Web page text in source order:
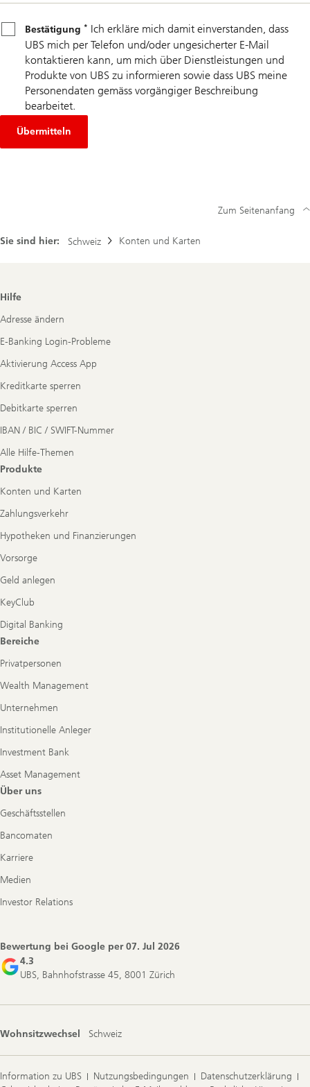
Bestätigung
Bestätigung *
UBS mich per Telefon und/oder ungesicherter E-Mail
kontaktieren kann, um mich über Dienstleistungen und
Produkte von UBS zu informieren sowie dass UBS meine
Personendaten gemäss vorgängiger Beschreibung
bearbeitet.
Übermitteln
Sie sind hier: Schweiz Konten und Karten
Zum Seitenanfang
Footer
Hilfe
Adresse ändern
E-Banking Login-Probleme
Aktivierung Access App
Kreditkarte sperren
Debitkarte sperren
IBAN / BIC / SWIFT-Nummer
Alle Hilfe-Themen
Produkte
Konten und Karten
Zahlungsverkehr
Hypotheken und Finanzierungen
Vorsorge
Geld anlegen
KeyClub
Digital Banking
Bereiche
Privatpersonen
Wealth Management
Unternehmen
Institutionelle Anleger
Investment Bank
Asset Management
Über uns
Geschäftsstellen
Bancomaten
Karriere
Medien
Investor Relations
Bewertung bei Google per07. Jul 2026
4.3
UBS, Bahnhofstrasse 45, 8001 Zürich
Wohnsitzwechsel Schweiz
Information zu UBS Nutzungsbedingungen
Datenschutzerklärung